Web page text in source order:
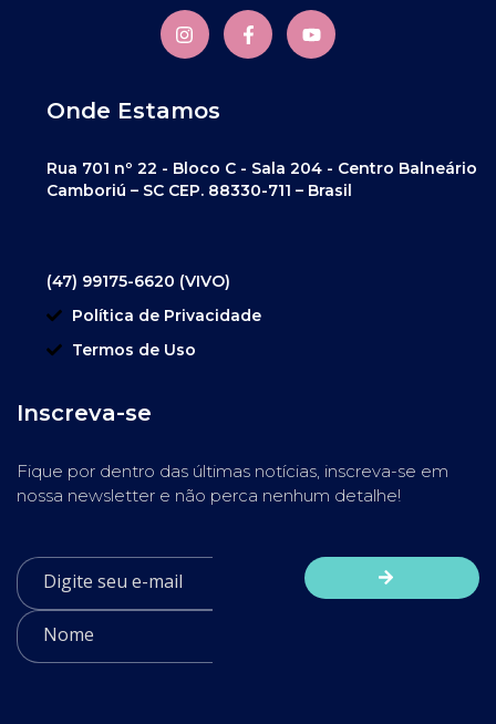
Onde Estamos
Rua 701 nº 22 - Bloco C - Sala 204 - Centro Balneário
Camboriú – SC CEP. 88330-711 – Brasil
(47) 99175-6620 (VIVO)
Política de Privacidade
Termos de Uso
Inscreva-se
Fique por dentro das últimas notícias, inscreva-se em
nossa newsletter e não perca nenhum detalhe!